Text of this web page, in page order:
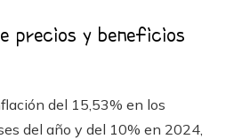
precios y beneficios
del 15,53% en los
del año y del 10% en 2024,